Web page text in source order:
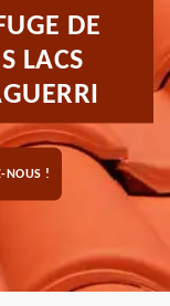
DE
LACS
NOUS !